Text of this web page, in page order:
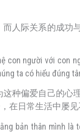
人际关系的成功
con người với con
ta có hiểu đúng
种偏爱自己的心
在日常生活中屡见
bản thân mình là